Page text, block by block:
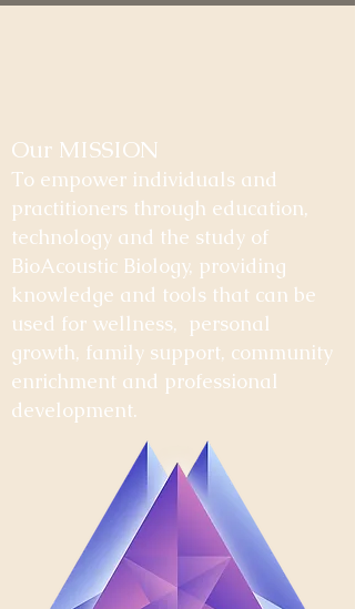
Our MISSION
To empower individuals and
practitioners through education,
technology and the study of
BioAcoustic Biology, providing
knowledge and tools that can be
used for wellness, personal
growth, family support, community
enrichment and professional
development.